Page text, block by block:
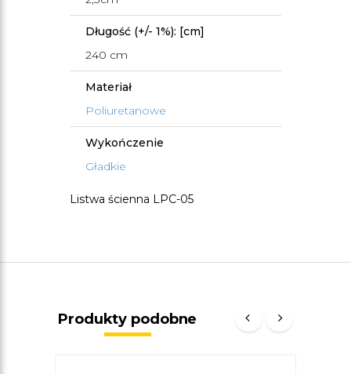
Długość (+/- 1%): [cm]
240 cm
Materiał
Poliuretanowe
Wykończenie
Gładkie
Listwa ścienna LPC-05
Produkty podobne